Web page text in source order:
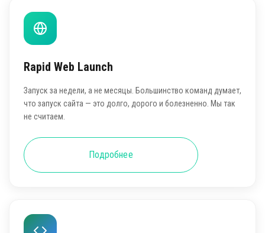
Rapid Web Launch
Запуск за недели, а не месяцы. Большинство команд думает,
что запуск сайта — это долго, дорого и болезненно. Мы так
не считаем.
Подробнее